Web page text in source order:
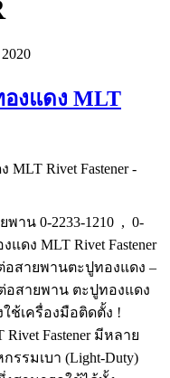
งแดง MLT
าน 0-2233-1210 , 0-
ดง MLT Rivet Fastener
สายพานตะปูทองแดง –
สายพาน ตะปูทองแดง
ใช้เครื่องมือติดตั้ง !
Fastener มีหลาย
รรมเบา (Light-Duty)